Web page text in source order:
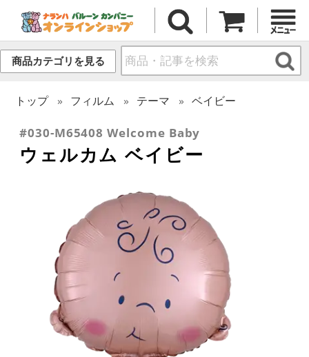
商品カテゴリを見る
トップ フィルム テーマ ベイビー
#030-M65408 Welcome Baby
ウェルカム ベイビー